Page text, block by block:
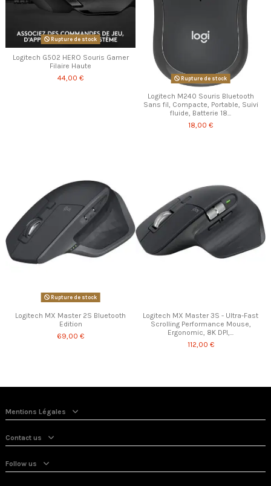
Rupture de stock
Logitech G502 HERO Souris Gamer
Filaire Haute
44,00 €
Rupture de stock
Logitech M240 Souris Bluetooth
Sans fil, Compacte, Portable, Suivi
fluide, Batterie 18...
18,00 €
Rupture de stock
Logitech MX Master 2S Bluetooth
Edition
69,00 €
Logitech MX Master 3S - Ultra-Fast
Scrolling Performance Mouse,
Ergonomic, 8K DPI,...
112,00 €
Mentions Légales
Contact us
Follow us